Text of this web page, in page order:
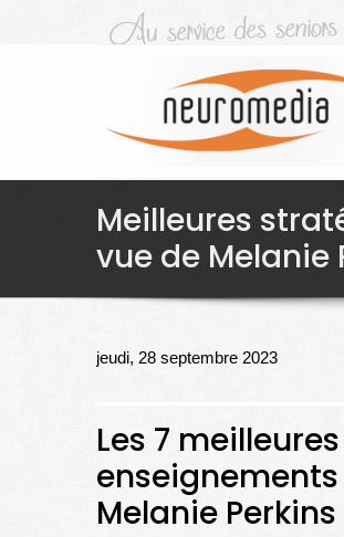
Meilleures
vue de Melanie
jeudi, 28 septembre 2023
Les 7
Melanie